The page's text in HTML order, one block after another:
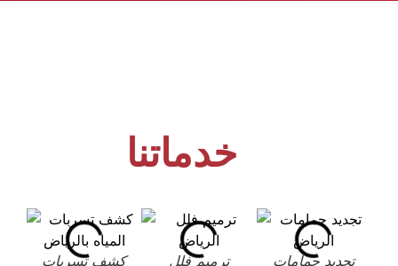
خدماتنا
كشف تسربات ترميم فلل تجديد حمامات